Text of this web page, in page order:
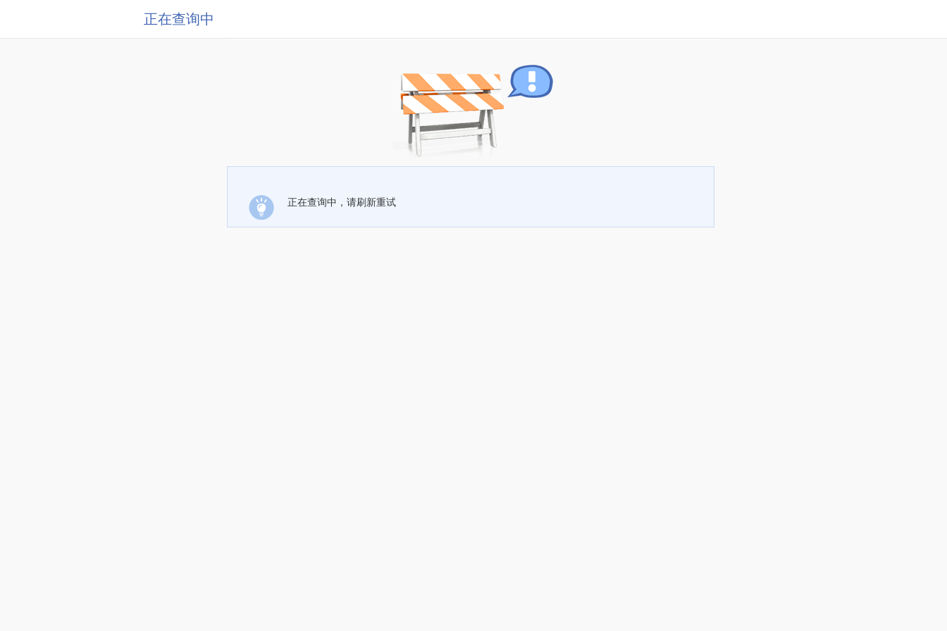
正在查询中
正在查询中，请刷新重试